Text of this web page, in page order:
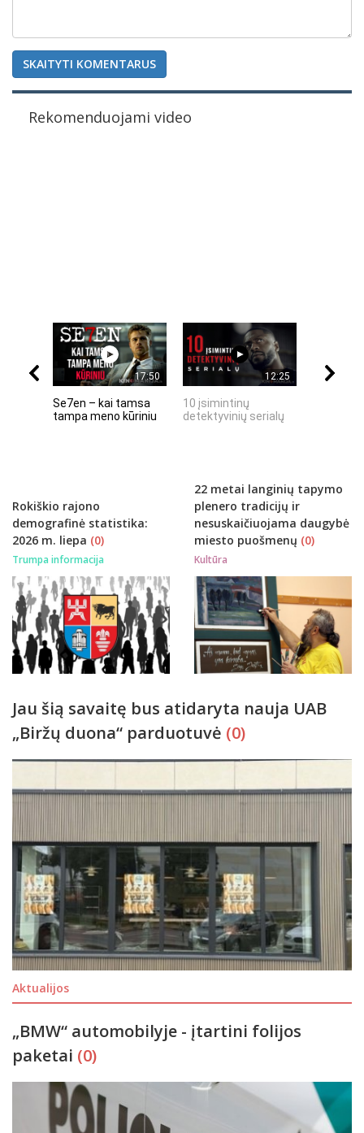
SKAITYTI KOMENTARUS
Rekomenduojami video
17:50
Se7en – kai tamsa
tampa meno kūriniu
12:25
10 įsimintinų
detektyvinių serialų
Rokiškio rajono
demografinė statistika:
2026 m. liepa (0)
Trumpa informacija
22 metai langinių tapymo
plenero tradicijų ir
nesuskaičiuojama daugybė
miesto puošmenų (0)
Kultūra
Jau šią savaitę bus atidaryta nauja UAB
„Biržų duona“ parduotuvė (0)
Aktualijos
„BMW“ automobilyje - įtartini folijos
paketai (0)